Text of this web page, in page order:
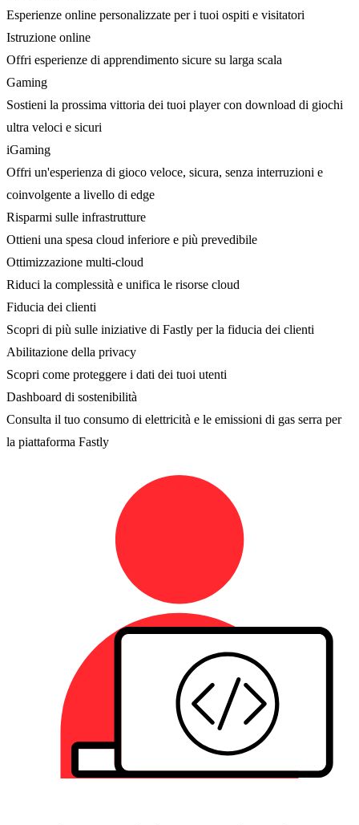
Esperienze online personalizzate per i tuoi ospiti e visitatori
Istruzione online
Offri esperienze di apprendimento sicure su larga scala
Gaming
Sostieni la prossima vittoria dei tuoi player con download di giochi
ultra veloci e sicuri
iGaming
Offri un'esperienza di gioco veloce, sicura, senza interruzioni e
coinvolgente a livello di edge
Risparmi sulle infrastrutture
Ottieni una spesa cloud inferiore e più prevedibile
Ottimizzazione multi-cloud
Riduci la complessità e unifica le risorse cloud
Fiducia dei clienti
Scopri di più sulle iniziative di Fastly per la fiducia dei clienti
Abilitazione della privacy
Scopri come proteggere i dati dei tuoi utenti
Dashboard di sostenibilità
Consulta il tuo consumo di elettricità e le emissioni di gas serra per
la piattaforma Fastly